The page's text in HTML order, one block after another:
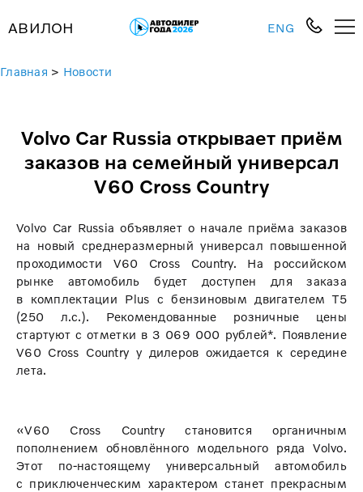
АВИЛОН ENG
Главная > Новости
Volvo Car Russia открывает приём
заказов на семейный универсал
V60 Cross Country
Volvo Car Russia объявляет о начале приёма заказов
на новый среднеразмерный универсал повышенной
проходимости V60 Cross Country. На российском
рынке автомобиль будет доступен для заказа
в комплектации Plus с бензиновым двигателем T5
(250 л.с.). Рекомендованные розничные цены
стартуют с отметки в 3 069 000 рублей*. Появление
V60 Cross Country у дилеров ожидается к середине
лета.
«V60 Cross Country становится органичным
пополнением обновлённого модельного ряда Volvo.
Этот по-настоящему универсальный автомобиль
с приключенческим характером станет прекрасным